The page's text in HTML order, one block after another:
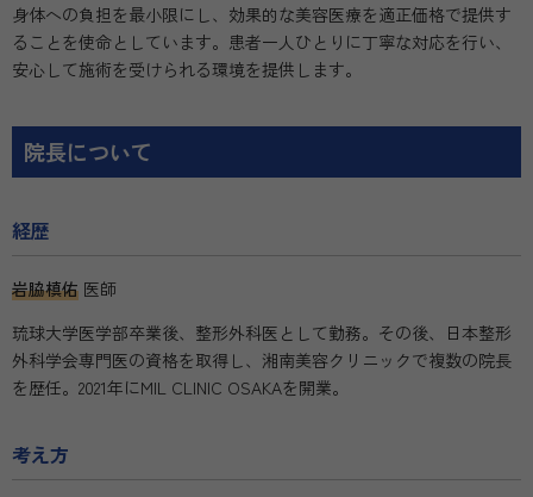
身体への負担を最小限にし、効果的な美容医療を適正価格で提供す
ることを使命としています。患者一人ひとりに丁寧な対応を行い、
安心して施術を受けられる環境を提供します。
院長について
経歴
岩脇槙佑 医師
琉球大学医学部卒業後、整形外科医として勤務。その後、日本整形
外科学会専門医の資格を取得し、湘南美容クリニックで複数の院長
を歴任。2021年にMIL CLINIC OSAKAを開業。
考え方